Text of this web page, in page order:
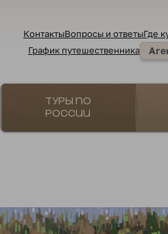
КонтактыВопросы и ответыГде
График путешественника
Туры по
России